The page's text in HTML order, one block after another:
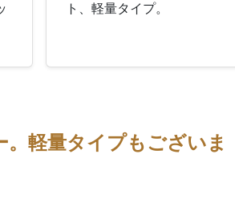
ト、軽量タイプ。
軽量タイプもございま